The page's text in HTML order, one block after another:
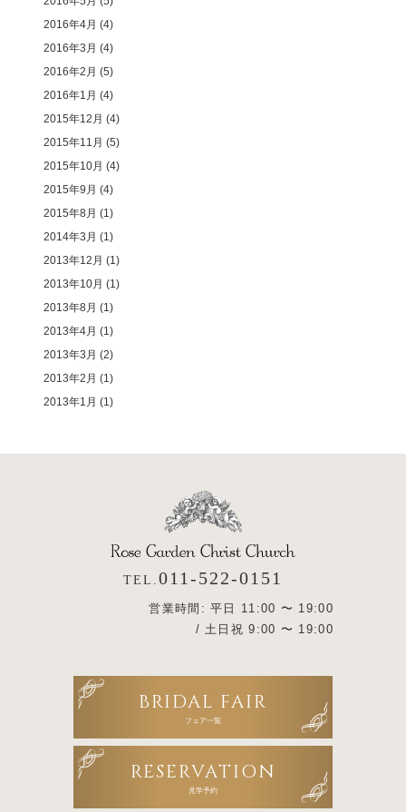
2016年4月 (4)
2016年3月 (4)
2016年2月 (5)
2016年1月 (4)
2015年12月 (4)
2015年11月 (5)
2015年10月 (4)
2015年9月 (4)
2015年8月 (1)
2014年3月 (1)
2013年12月 (1)
2013年10月 (1)
2013年8月 (1)
2013年4月 (1)
2013年3月 (2)
2013年2月 (1)
2013年1月 (1)
TEL. 011-522-0151
営業時間: 平日 11:00 〜 19:00
/ 土日祝 9:00 〜 19:00
BRIDAL FAIR
フェア一覧
RESERVATION
見学予約